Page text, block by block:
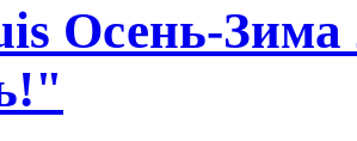
Осень-